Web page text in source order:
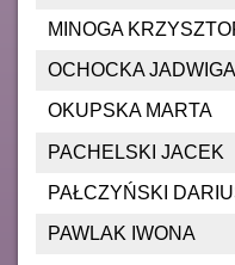
MINOGA
OCHOCKA JADWIGA
OKUPSKA MARTA
PACHELSKI JACEK
PAŁCZYŃSKI
PAWLAK IWONA